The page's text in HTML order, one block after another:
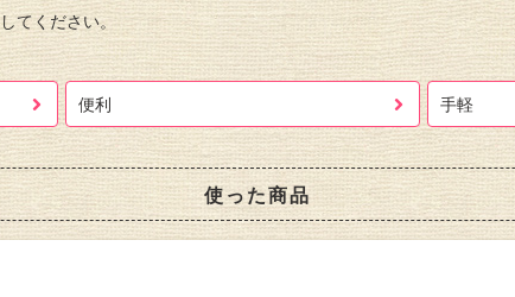
してください。
便利 手軽
使った商品